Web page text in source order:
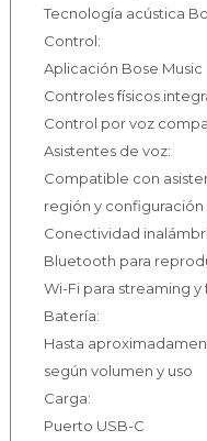
Tecnología acústica
Control:
Aplicación Bose Music
Controles físicos
Control por voz
Asistentes de voz:
Compatible con
región y configuración
Conectividad
Bluetooth para
Wi-Fi para streaming
Batería:
Hasta
según volumen y uso
Carga:
Puerto USB-C